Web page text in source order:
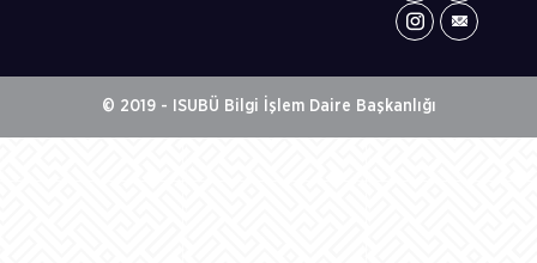
© 2019 - ISUBÜ Bilgi İşlem Daire Başkanlığı